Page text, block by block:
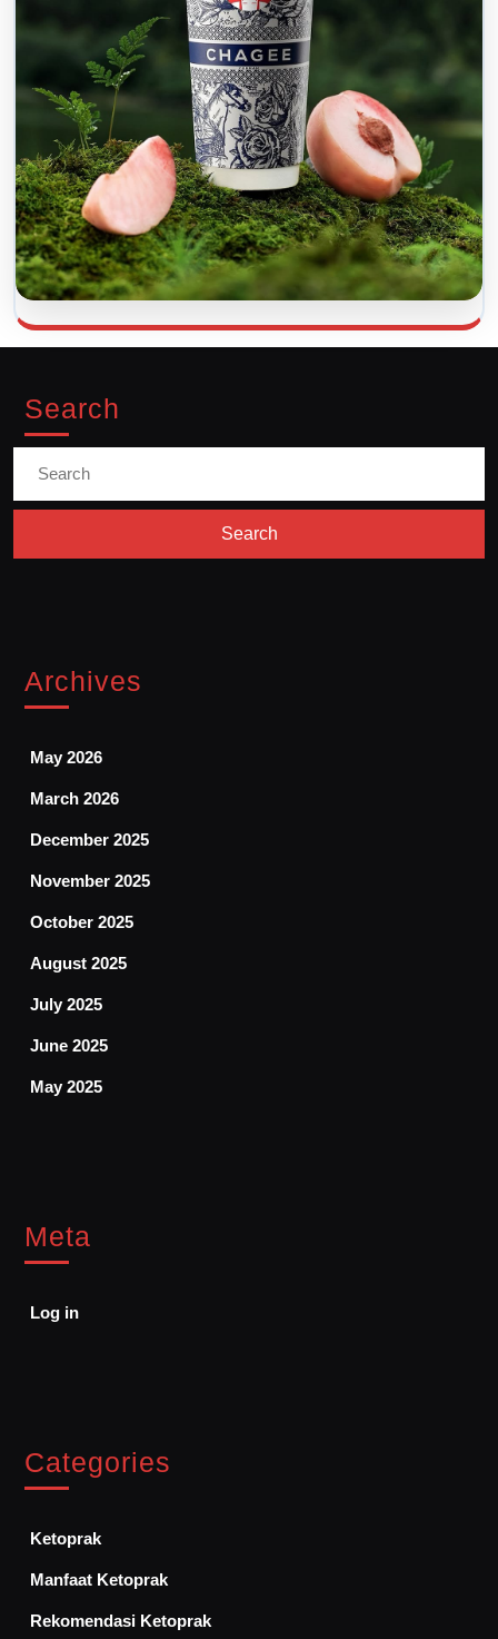
Search
Archives
May 2026
March 2026
December 2025
November 2025
October 2025
August 2025
July 2025
June 2025
May 2025
Meta
Log in
Categories
Ketoprak
Manfaat Ketoprak
Rekomendasi Ketoprak